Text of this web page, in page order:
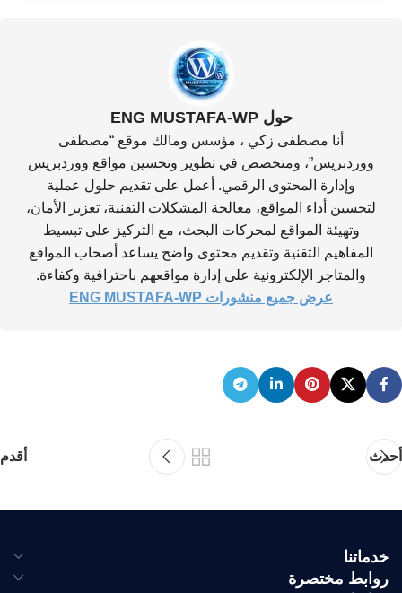
حول ENG MUSTAFA-WP
أنا مصطفى زكي ، مؤسس ومالك موقع “مصطفى
ووردبريس”، ومتخصص في تطوير وتحسين مواقع ووردبريس
وإدارة المحتوى الرقمي. أعمل على تقديم حلول عملية
لتحسين أداء المواقع، معالجة المشكلات التقنية، تعزيز الأمان،
وتهيئة المواقع لمحركات البحث، مع التركيز على تبسيط
المفاهيم التقنية وتقديم محتوى واضح يساعد أصحاب المواقع
والمتاجر الإلكترونية على إدارة مواقعهم باحترافية وكفاءة.
عرض جميع منشورات ENG MUSTAFA-WP
أحدث أقدم
خدماتنا
روابط مختصرة